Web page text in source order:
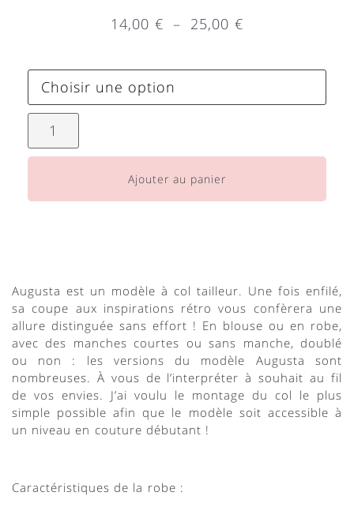
14,00 € – 25,00 €
Ajouter au panier
Augusta est un modèle à col tailleur. Une fois enfilé,
sa coupe aux inspirations rétro vous confèrera une
allure distinguée sans effort ! En blouse ou en robe,
avec des manches courtes ou sans manche, doublé
ou non : les versions du modèle Augusta sont
nombreuses. À vous de l’interpréter à souhait au fil
de vos envies. J’ai voulu le montage du col le plus
simple possible afin que le modèle soit accessible à
un niveau en couture débutant !
Caractéristiques de la robe :